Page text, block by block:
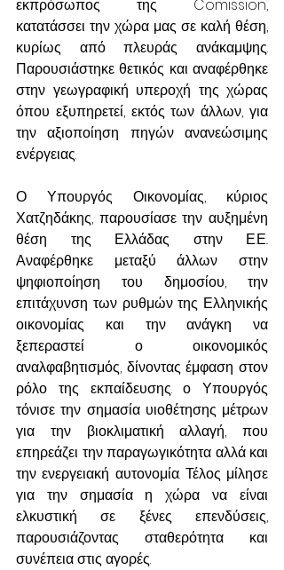
εκπρόσωπος της Comission,
κατατάσσει την χώρα μας σε καλή θέση,
κυρίως από πλευράς ανάκαμψης.
Παρουσιάστηκε θετικός και αναφέρθηκε
στην γεωγραφική υπεροχή της χώρας
όπου εξυπηρετεί, εκτός των άλλων, για
την αξιοποίηση πηγών ανανεώσιμης
ενέργειας.
Ο Υπουργός Οικονομίας, κύριος
Χατζηδάκης, παρουσίασε την αυξημένη
θέση της Ελλάδας στην Ε.Ε..
Αναφέρθηκε μεταξύ άλλων στην
ψηφιοποίηση του δημοσίου, την
επιτάχυνση των ρυθμών της Ελληνικής
οικονομίας και την ανάγκη να
ξεπεραστεί ο οικονομικός
αναλφαβητισμός, δίνοντας έμφαση στον
ρόλο της εκπαίδευσης. ο Υπουργός
τόνισε την σημασία υιοθέτησης μέτρων
για την βιοκλιματική αλλαγή, που
επηρεάζει την παραγωγικότητα αλλά και
την ενεργειακή αυτονομία. Τέλος μίλησε
για την σημασία η χώρα να είναι
ελκυστική σε ξένες επενδύσεις,
παρουσιάζοντας σταθερότητα και
συνέπεια στις αγορές.